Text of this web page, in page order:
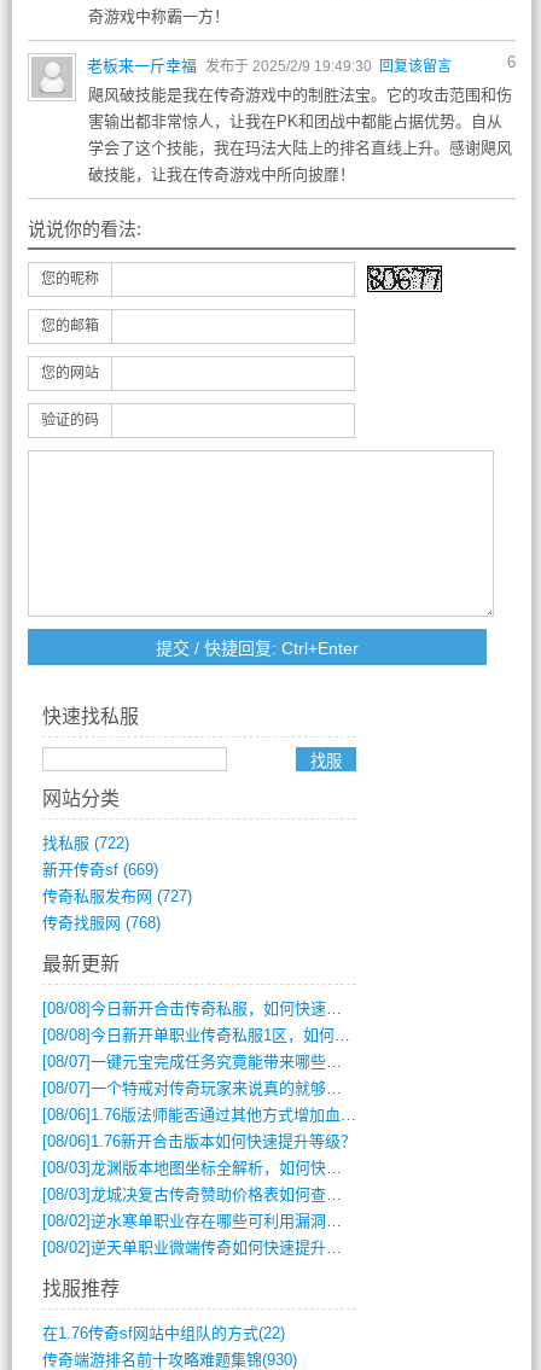
奇游戏中称霸一方！
6
老板来一斤幸福 发布于 2025/2/9 19:49:30 回复该留言
飓风破技能是我在传奇游戏中的制胜法宝。它的攻击范围和伤
害输出都非常惊人，让我在PK和团战中都能占据优势。自从
学会了这个技能，我在玛法大陆上的排名直线上升。感谢飓风
破技能，让我在传奇游戏中所向披靡！
说说你的看法:
您的昵称
您的邮箱
您的网站
验证的码
快速找私服
网站分类
找私服 (722)
新开传奇sf(669)
传奇私服发布网 (727)
传奇找服网 (768)
最新更新
[08/08]今日新开合击传奇私服，如何快速提升角色战力？
[08/08]今日新开单职业传奇私服1区，如何快速升级与获取顶级装备？
[08/07]一键元宝完成任务究竟能带来哪些超值优势？
[08/07]一个特戒对传奇玩家来说真的就够用了吗？
[08/06] 1.76版法师能否通过其他方式增加血量？
[08/06] 1.76新开合击版本如何快速提升等级？
[08/03]龙渊版本地图坐标全解析，如何快速定位BOSS位置？
[08/03]龙城决复古传奇赞助价格表如何查询？
[08/02]逆水寒单职业存在哪些可利用漏洞？如何快速提升战力？
[08/02]逆天单职业微端传奇如何快速提升战力？新手必看攻略
找服推荐
在1.76传奇sf网站中组队的方式(22)
传奇端游排名前十攻略难题集锦(930)